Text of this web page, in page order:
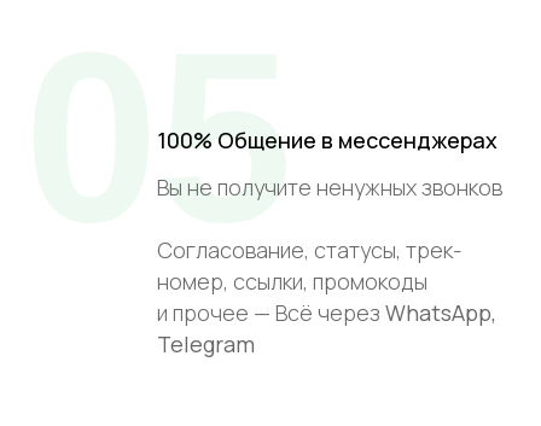
100% Общение в мессенджерах
Вы не получите ненужных звонков
Согласование, статусы, трек-
номер, ссылки, промокоды
и прочее — Всё через WhatsApp,
Telegram
05